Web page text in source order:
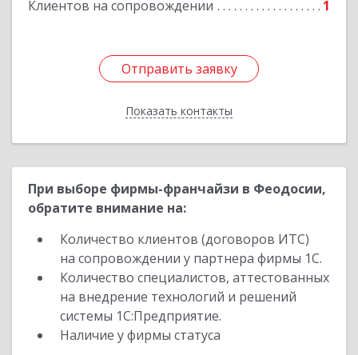
Клиентов на сопровождении 1
Отправить заявку
Показать контакты
Отправить заявку
Назад
При выборе фирмы-франчайзи в Феодосии,
обратите внимание на:
Количество клиентов (договоров ИТС)
на сопровождении у партнера фирмы 1С.
Количество специалистов, аттестованных
на внедрение технологий и решений
системы 1С:Предприятие.
Наличие у фирмы статуса